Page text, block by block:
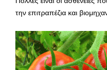
την επιτραπέζια και